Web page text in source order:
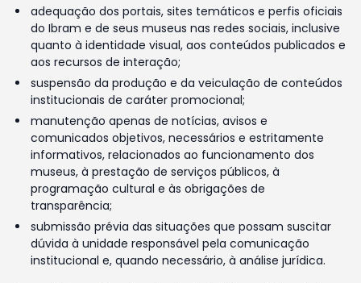
adequação dos portais, sites temáticos e perfis oficiais
do Ibram e de seus museus nas redes sociais, inclusive
quanto à identidade visual, aos conteúdos publicados e
aos recursos de interação;
suspensão da produção e da veiculação de conteúdos
institucionais de caráter promocional;
manutenção apenas de notícias, avisos e
comunicados objetivos, necessários e estritamente
informativos, relacionados ao funcionamento dos
museus, à prestação de serviços públicos, à
programação cultural e às obrigações de
transparência;
submissão prévia das situações que possam suscitar
dúvida à unidade responsável pela comunicação
institucional e, quando necessário, à análise jurídica.